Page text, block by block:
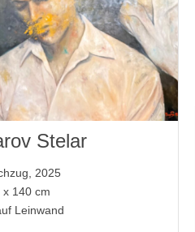
Stelar
2025
x 140 cm
Leinwand